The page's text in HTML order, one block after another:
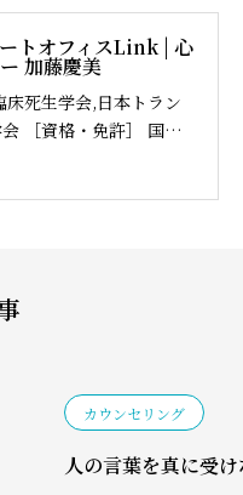
トオフィスLink | 心
加藤慶美
床死生学会,日本トラン
国家
サルタント,一般社団法
ー協会認定 産業カウン
カウンセリング
人の言葉を真に受